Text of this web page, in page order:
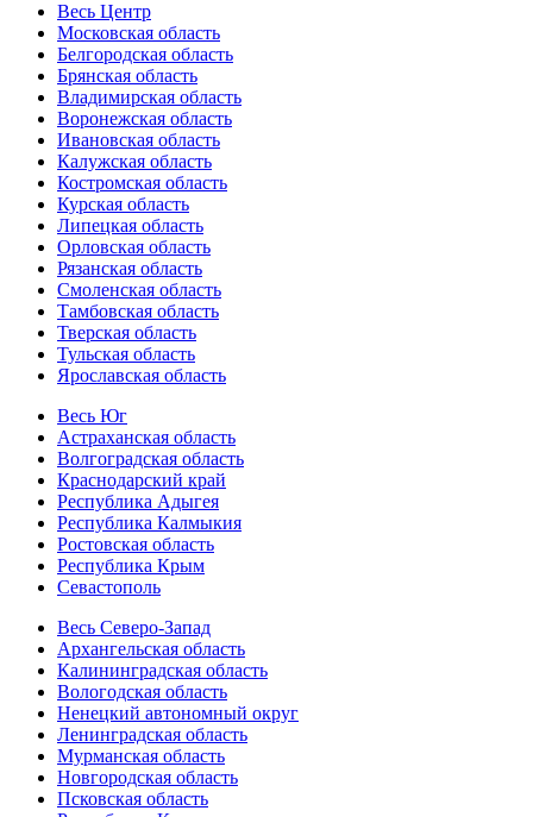
Весь Центр
Московская область
Белгородская область
Брянская область
Владимирская область
Воронежская область
Ивановская область
Калужская область
Костромская область
Курская область
Липецкая область
Орловская область
Рязанская область
Смоленская область
Тамбовская область
Тверская область
Тульская область
Ярославская область
Весь Юг
Астраханская область
Волгоградская область
Краснодарский край
Республика Адыгея
Республика Калмыкия
Ростовская область
Республика Крым
Севастополь
Весь Северо-Запад
Архангельская область
Калининградская область
Вологодская область
Ненецкий автономный округ
Ленинградская область
Мурманская область
Новгородская область
Псковская область